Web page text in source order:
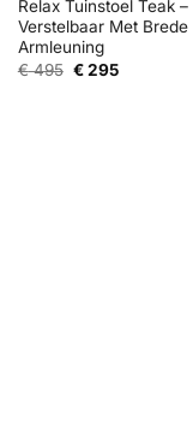
Relax Tuinstoel Teak –
Verstelbaar Met Brede
Armleuning
€495 Oorspronkelijke
€295Huidige